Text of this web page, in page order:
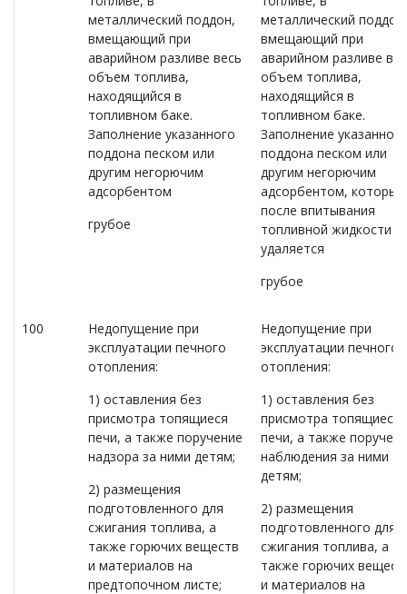
металлический поддон,
вмещающий при
аварийном разливе весь
объем топлива,
находящийся в
топливном баке.
Заполнение указанного
поддона песком или
другим негорючим
адсорбентом
грубое
металлический поддон,
вмещающий при
аварийном разливе
объем топлива,
находящийся в
топливном баке.
Заполнение указанного
поддона песком или
другим негорючим
адсорбентом, который
после впитывания
топливной жидкости
удаляется
грубое
100
Недопущение при
эксплуатации печного
отопления:
1) оставления без
присмотра топящиеся
печи, а также поручение
надзора за ними детям;
2) размещения
подготовленного для
сжигания топлива, а
также горючих веществ
и материалов на
предтопочном листе;
Недопущение при
эксплуатации печного
отопления:
1) оставления без
присмотра топящиеся
печи, а также
наблюдения за ними
детям;
2) размещения
подготовленного для
сжигания топлива, а
также горючих
и материалов на